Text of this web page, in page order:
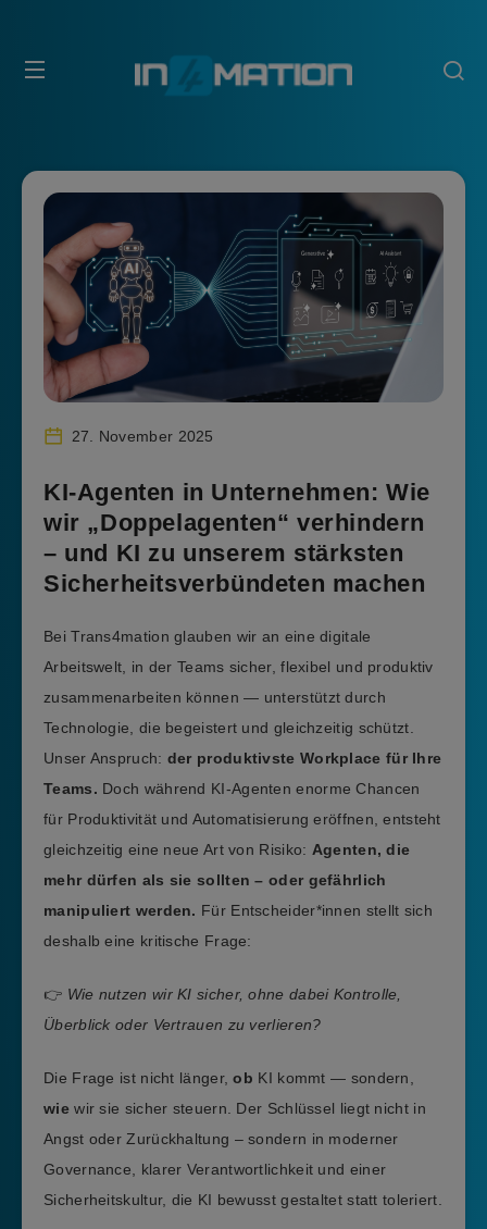
27. November 2025
KI-Agenten in Unternehmen: Wie
wir „Doppelagenten“ verhindern
– und KI zu unserem stärksten
Sicherheitsverbündeten machen
Bei Trans4mation glauben wir an eine digitale
Arbeitswelt, in der Teams sicher, flexibel und produktiv
zusammenarbeiten können — unterstützt durch
Technologie, die begeistert und gleichzeitig schützt.
Unser Anspruch: der produktivste Workplace für Ihre
Teams. Doch während KI-Agenten enorme Chancen
für Produktivität und Automatisierung eröffnen, entsteht
gleichzeitig eine neue Art von Risiko: Agenten, die
mehr dürfen als sie sollten – oder gefährlich
manipuliert werden. Für Entscheider*innen stellt sich
deshalb eine kritische Frage:
👉 Wie nutzen wir KI sicher, ohne dabei Kontrolle,
Überblick oder Vertrauen zu verlieren?
Die Frage ist nicht länger,ob KI kommt — sondern,
wiewir sie sicher steuern. Der Schlüssel liegt nicht in
Angst oder Zurückhaltung – sondern in moderner
Governance, klarer Verantwortlichkeit und einer
Sicherheitskultur, die KI bewusst gestaltet statt toleriert.